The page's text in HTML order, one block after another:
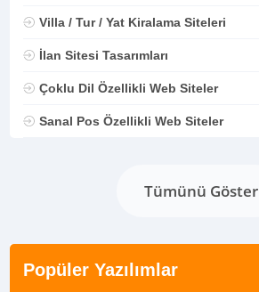
Villa / Tur / Yat Kiralama Siteleri
İlan Sitesi Tasarımları
Çoklu Dil Özellikli Web Siteler
Sanal Pos Özellikli Web Siteler
Tümünü Göster
Popüler Yazılımlar